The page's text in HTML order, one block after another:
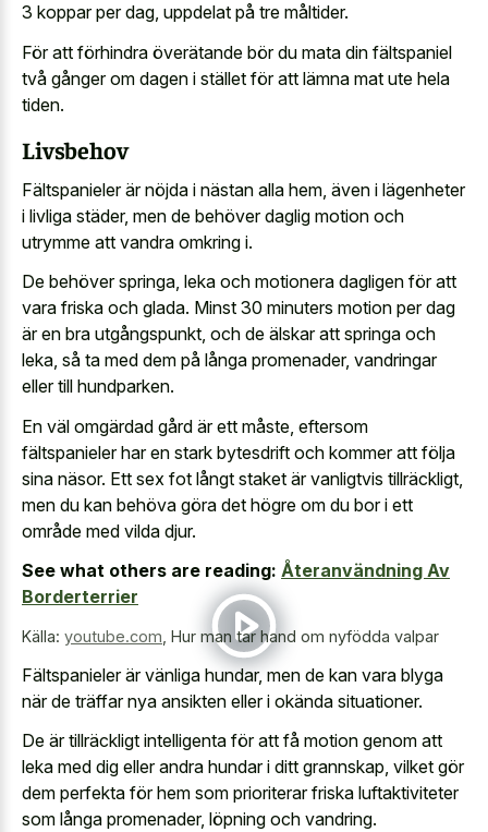
3 koppar per dag, uppdelat på tre måltider.
För att förhindra överätande bör du mata din fältspaniel
två gånger om dagen i stället för att lämna mat ute hela
tiden.
Livsbehov
Fältspanieler är nöjda i nästan alla hem, även i lägenheter
i livliga städer, men de behöver daglig motion och
utrymme att vandra omkring i.
De behöver springa, leka och motionera dagligen för att
vara friska och glada. Minst 30 minuters motion per dag
är en bra utgångspunkt, och de älskar att springa och
leka, så ta med dem på långa promenader, vandringar
eller till hundparken.
En väl omgärdad gård är ett måste, eftersom
fältspanieler har en stark bytesdrift och kommer att följa
sina näsor. Ett sex fot långt staket är vanligtvis tillräckligt,
men du kan behöva göra det högre om du bor i ett
område med vilda djur.
See what others are reading: Återanvändning Av
Borderterrier
Källa: youtube.com Hur man tar hand om nyfödda valpar
Fältspanieler är vänliga hundar, men de kan vara blyga
när de träffar nya ansikten eller i okända situationer.
De är tillräckligt intelligenta för att få motion genom att
leka med dig eller andra hundar i ditt grannskap, vilket gör
dem perfekta för hem som prioriterar friska luftaktiviteter
som långa promenader, löpning och vandring.